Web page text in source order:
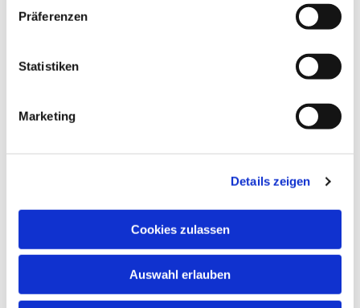
Präferenzen
Statistiken
Marketing
Details zeigen
Cookies zulassen
Auswahl erlauben